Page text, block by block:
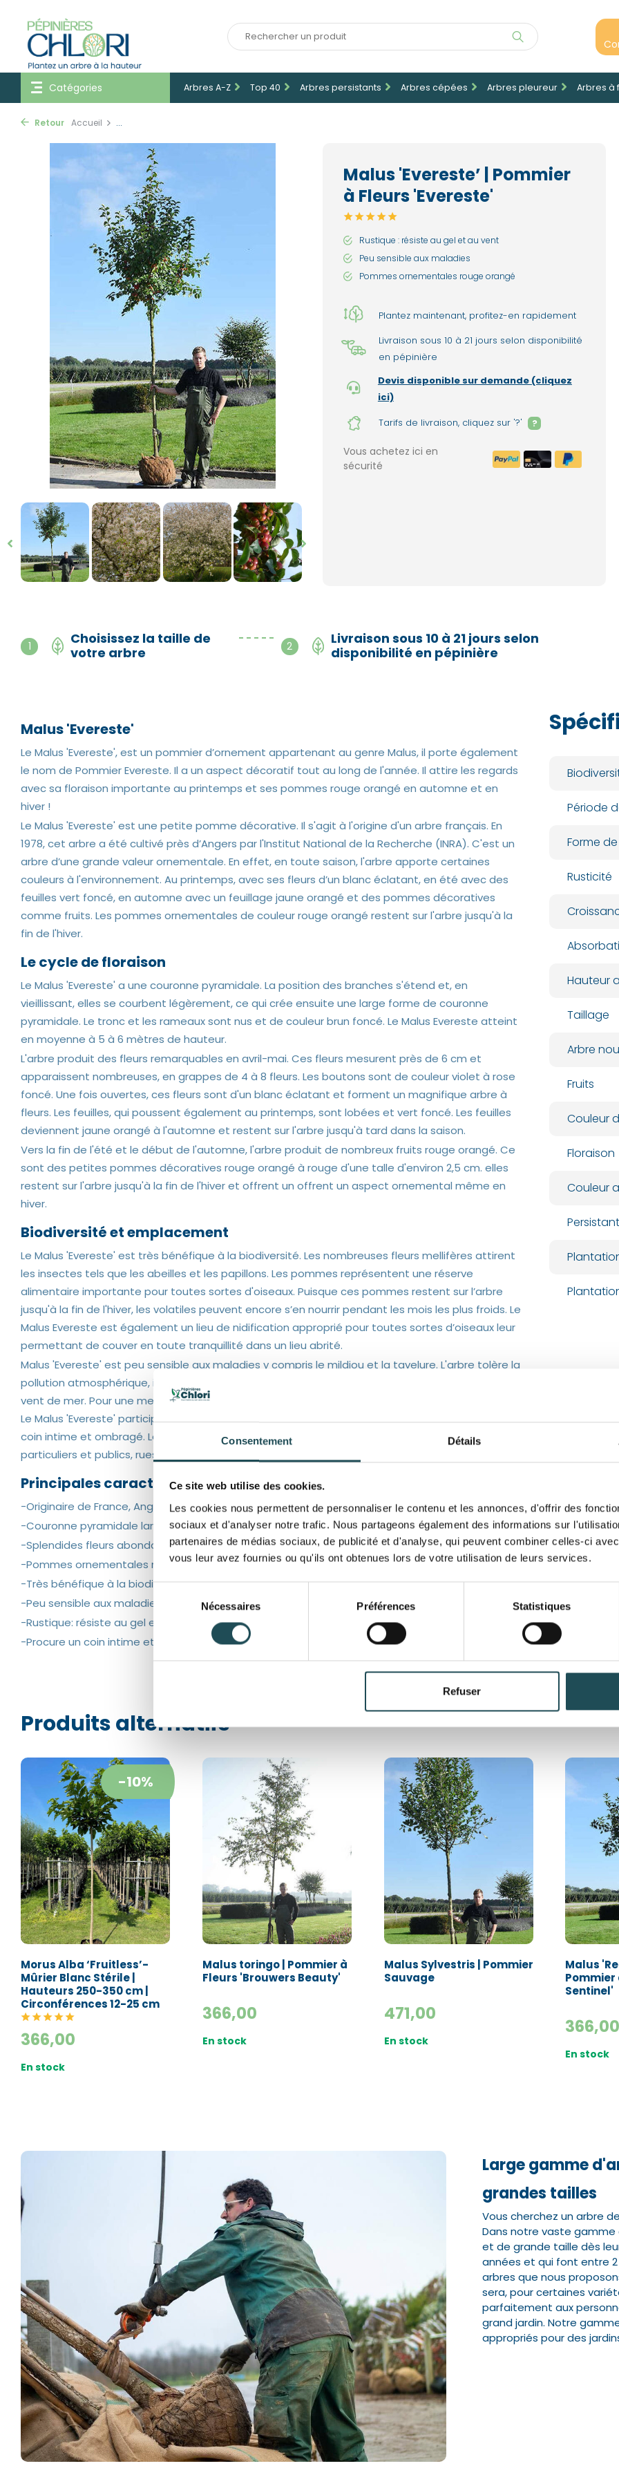
Consentement Détails
Ce site web utilise des cookies.
Les cookies nous permettent de personnaliser le contenu et les annonces, d'offrir des
sociaux et d'analyser notre trafic. Nous partageons également des informations sur
partenaires de médias sociaux, de publicité et d'analyse, qui peuvent combiner celles-ci
vous leur avez fournies ou qu'ils ont obtenues lors de votre utilisation de leurs services.
du
consentement
Nécessaires Préférences Statistiques
Refuser
Catégories Arbres A-Z Top 40 Arbres persistants Arbres cépées Arbres pleureur Arbres à
Retour Accueil ...
Malus 'Evereste’ | Pommier
à Fleurs 'Evereste'
Rustique : résiste au gel et au vent
Peu sensible aux maladies
Pommes ornementales rouge orangé
Plantez maintenant, profitez-en rapidement
Livraison sous 10 à 21 jours selon disponibilité
en pépinière
Devis disponible sur demande (cliquez
ici)
Tarifs de livraison, cliquez sur '?'
?
Vous achetez ici en
sécurité
1
Choisissez la taille de
votre arbre
- - - - -
2
Livraison sous 10 à 21 jours selon
disponibilité en pépinière
Malus 'Evereste'
Le Malus 'Evereste', est un pommier d’ornement appartenant au genre Malus, il porte également
le nom de Pommier Evereste. Il a un aspect décoratif tout au long de l'année. Il attire les regards
avec sa floraison importante au printemps et ses pommes rouge orangé en automne et en
hiver !
Le Malus 'Evereste' est une petite pomme décorative. Il s'agit à l'origine d'un arbre français. En
1978, cet arbre a été cultivé près d’Angers par l'Institut National de la Recherche (INRA). C'est un
arbre d’une grande valeur ornementale. En effet, en toute saison, l'arbre apporte certaines
couleurs à l'environnement. Au printemps, avec ses fleurs d’un blanc éclatant, en été avec des
feuilles vert foncé, en automne avec un feuillage jaune orangé et des pommes décoratives
comme fruits. Les pommes ornementales de couleur rouge orangé restent sur l'arbre jusqu'à la
fin de l'hiver.
Le cycle de floraison
Le Malus 'Evereste' a une couronne pyramidale. La position des branches s'étend et, en
vieillissant, elles se courbent légèrement, ce qui crée ensuite une large forme de couronne
pyramidale. Le tronc et les rameaux sont nus et de couleur brun foncé. Le Malus Evereste atteint
en moyenne à 5 à 6 mètres de hauteur.
L'arbre produit des fleurs remarquables en avril-mai. Ces fleurs mesurent près de 6 cm et
apparaissent nombreuses, en grappes de 4 à 8 fleurs. Les boutons sont de couleur violet à rose
foncé. Une fois ouvertes, ces fleurs sont d'un blanc éclatant et forment un magnifique arbre à
fleurs. Les feuilles, qui poussent également au printemps, sont lobées et vert foncé. Les feuilles
deviennent jaune orangé à l'automne et restent sur l'arbre jusqu'à tard dans la saison.
Vers la fin de l'été et le début de l'automne, l'arbre produit de nombreux fruits rouge orangé. Ce
sont des petites pommes décoratives rouge orangé à rouge d'une talle d'environ 2,5 cm. elles
restent sur l'arbre jusqu'à la fin de l'hiver et offrent un offrent un aspect ornemental même en
hiver.
Biodiversité et emplacement
Le Malus 'Evereste' est très bénéfique à la biodiversité. Les nombreuses fleurs mellifères attirent
les insectes tels que les abeilles et les papillons. Les pommes représentent une réserve
alimentaire importante pour toutes sortes d'oiseaux. Puisque ces pommes restent sur l’arbre
jusqu'à la fin de l'hiver, les volatiles peuvent encore s’en nourrir pendant les mois les plus froids. Le
Malus Evereste est également un lieu de nidification approprié pour toutes sortes d’oiseaux leur
permettant de couver en toute tranquillité dans un lieu abrité.
Malus 'Evereste' est peu sensible aux maladies y compris le mildiou et la tavelure. L'arbre tolère la
pollution atmosphérique, il est rustique, il supporte le vent et le gel. Il est par contre sensible au
vent de mer. Pour une meilleure croissance, l'arbre préfère un sol nutritif et pas trop sec à frais.
Le Malus 'Evereste' participe à l’amélioration de la qualité de l'air et du cadre de vie: il procure un
coin intime et ombragé. Le Malus Evereste' convient très bien aux zones urbaines: jardins
particuliers et publics, rues ainsi qu’aux zones industrielles.
Principales caractéristiques
-Originaire de France, Angers, 1978
-Couronne pyramidale large, hauteur moyenne 5 à 6 m
-Splendides fleurs abondantes d'un blanc éclatant
-Pommes ornementales rouge orangé
-Très bénéfique à la biodiversité
-Peu sensible aux maladies
-Rustique: résiste au gel et au vent
-Procure un coin intime et ombragé
Période
Forme
Rusticité
Hauteur
Taillage
Arbre
Fruits
Couleur
Floraison
Couleur
Produits alternatifs
-10%
Morus Alba ‘Fruitless’-
Mûrier Blanc Stérile |
Hauteurs 250-350 cm |
Circonférences 12-25 cm
366,00
En stock
Malus toringo | Pommier à
Fleurs 'Brouwers Beauty'
366,00
En stock
Malus Sylvestris | Pommier
Sauvage
471,00
En stock
Malus
Pommier
Sentinel'
366,00
En stock
Large gamme
grandes tailles
Vous cherchez un arbre
Dans notre vaste gamme
et de grande taille dès
années et qui font entre
arbres que nous
sera, pour certaines
parfaitement aux
grand jardin. Notre
appropriés pour des
Nom du produit
Commentaires
Département*
Numéro de
E-mail:*
Nom du produit
Commentaires
Département*
Numéro de
E-mail:*